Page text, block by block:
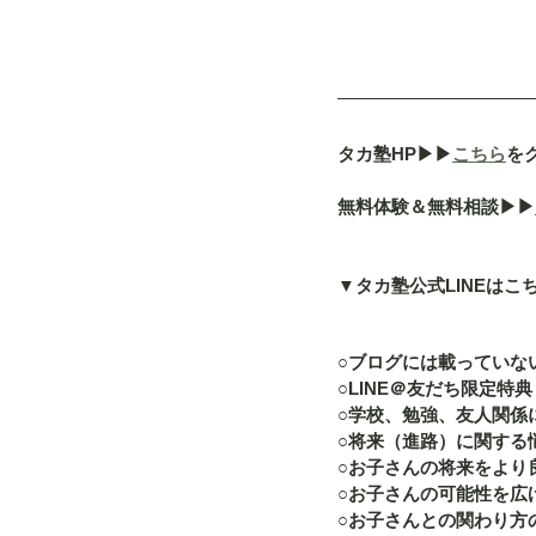
タカ塾HP▶︎▶︎こちらを
無料体験＆無料相談▶︎▶︎
▼タカ塾公式LINEはこ
○ブログには載っていな
○LINE＠友だち限定特典
○学校、勉強、友人関係
○将来（進路）に関する
○お子さんの将来をより
○お子さんの可能性を広
○お子さんとの関わり方